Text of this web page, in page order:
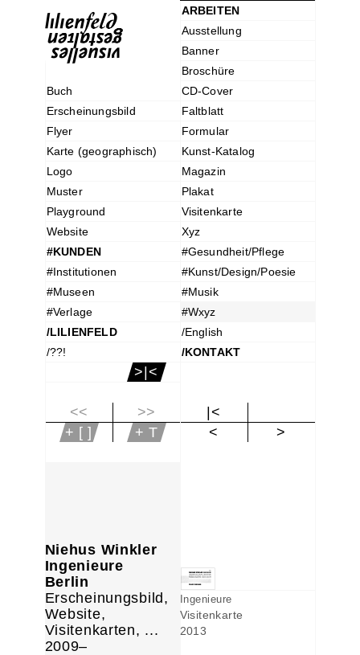
ARBEITEN
Ausstellung
Banner
Broschüre
Buch
CD-Cover
Erscheinungsbild
Faltblatt
Flyer
Formular
Karte (geographisch)
Kunst-Katalog
Logo
Magazin
Muster
Plakat
Playground
Visitenkarte
Website
Xyz
#KUNDEN
#Gesundheit/Pflege
#Institutionen
#Kunst/Design/Poesie
#Museen
#Musik
#Verlage
#Wxyz
/LILIENFELD
/English
/??!
/KONTAKT
>|<
<<
>>
+ [ ]
+ T
|<
<
>
Niehus Winkler
Ingenieure
Berlin
Erscheinungsbild,
Website,
Visitenkarten, ...
2009–
Ingenieure
Visitenkarte
2013